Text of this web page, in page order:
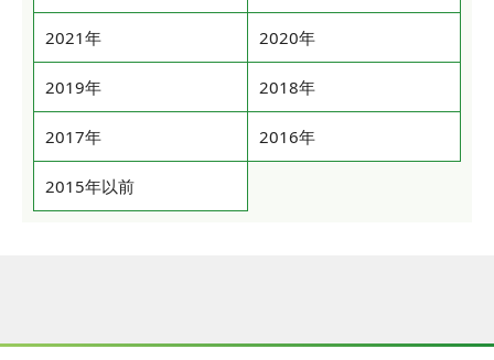
2021年 2020年
2019年 2018年
2017年 2016年
2015年以前